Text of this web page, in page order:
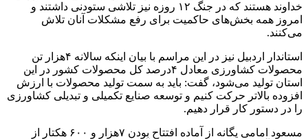
خداوند هستند که در جنگ ۱۲ روزه نیز تلا‌شی ستودنی داشتند و
امروز همه بخش‌های حاکمیت برای رفع مشکلات آنان تلاش
می‌کنند.
استاندار اردبیل نیز در این مراسم با بیان اینکه سالانه ۴هزار تن
محصولات کشاورزی معادل ۴درصد کل محصولات کشور در این
استان تولید می‌شود، گفت: باید به سمت تولید محصولات با ارزش
افزوده بالاتر حرکت کنیم و توسعه صنایع تکمیلی و تبدیلی کشاورزی
را در دستور کار قرار دهیم.
مسعود امامی یگانه از آماده افتتاح بودن ۷هزار و ۶۰۰ هکتار از